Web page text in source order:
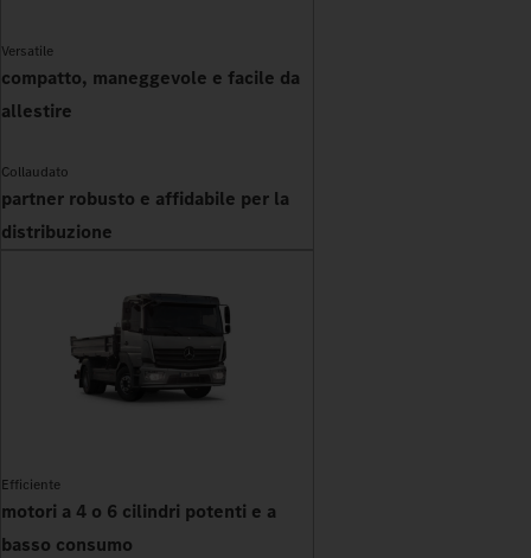
Versatile
compatto, maneggevole e facile da
allestire
Collaudato
partner robusto e affidabile per la
distribuzione
Efficiente
motori a 4 o 6 cilindri potenti e a
basso consumo